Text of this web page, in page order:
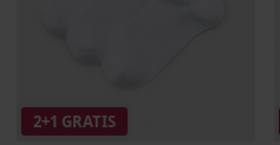
2+1 GRATIS